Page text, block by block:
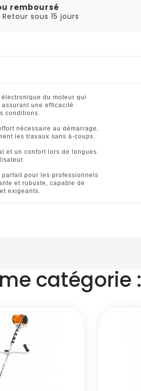
remboursé
sous 15 jours
du moteur qui
une efficacité
conditions.
nécessaire au démarrage,
les travaux sans à-coups.
et un confort lors de longues
pour les professionnels
et robuste, capable de
exigeants.
catégorie :